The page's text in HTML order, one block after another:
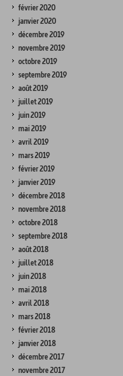
février 2020
janvier 2020
décembre 2019
novembre 2019
octobre 2019
septembre 2019
août 2019
juillet 2019
juin 2019
mai 2019
avril 2019
mars 2019
février 2019
janvier 2019
décembre 2018
novembre 2018
octobre 2018
septembre 2018
août 2018
juillet 2018
juin 2018
mai 2018
avril 2018
mars 2018
février 2018
janvier 2018
décembre 2017
novembre 2017